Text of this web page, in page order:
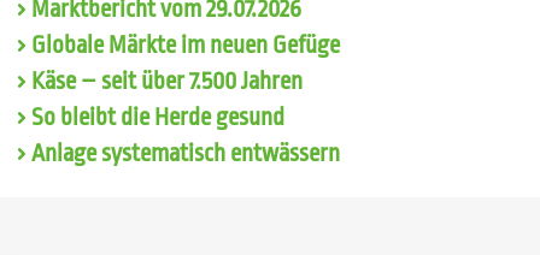
Marktbericht vom 29.07.2026
Globale Märkte im neuen Gefüge
Käse – seit über 7.500 Jahren
So bleibt die Herde gesund
Anlage systematisch entwässern